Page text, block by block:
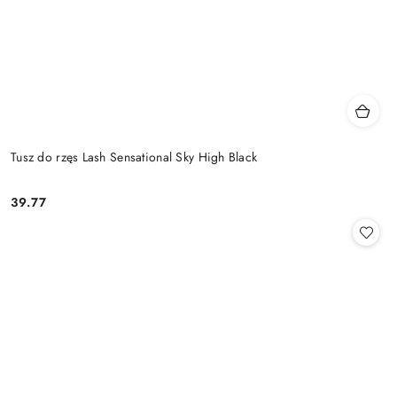
Tusz do rzęs Lash Sensational Sky High Black
Cena:
39.77